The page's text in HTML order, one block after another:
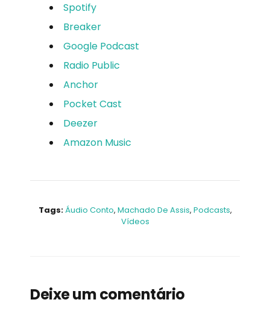
Spotify
Breaker
Google Podcast
Radio Public
Anchor
Pocket Cast
Deezer
Amazon Music
Tags:Áudio Conto, Machado De Assis, Podcasts,
Vídeos
Deixe um comentário